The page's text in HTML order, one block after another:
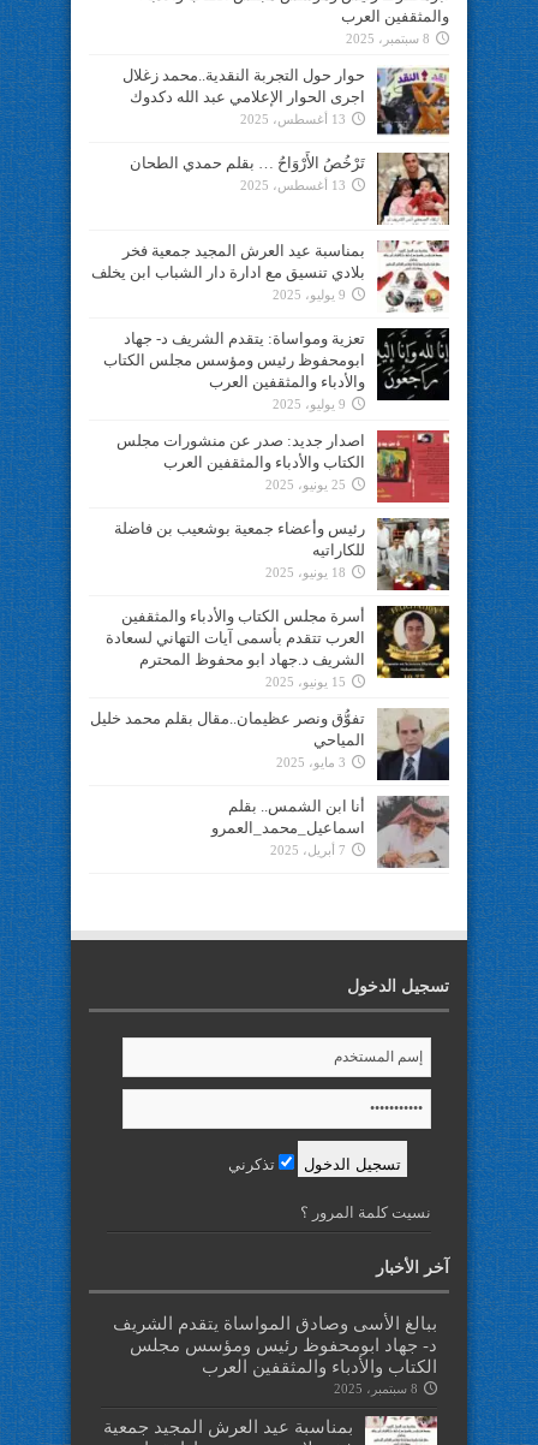
والمثقفين العرب
8 سبتمبر، 2025
حوار حول التجربة النقدية..محمد زغلال
اجرى الحوار الإعلامي عبد الله دكدوك
13 أغسطس، 2025
تَرْخُصُ الأَرْوَاحُ … بقلم حمدي الطحان
13 أغسطس، 2025
بمناسبة عيد العرش المجيد جمعية فخر
بلادي تنسيق مع ادارة دار الشباب ابن يخلف
9 يوليو، 2025
تعزية ومواساة: يتقدم الشريف د- جهاد
ابومحفوظ رئيس ومؤسس مجلس الكتاب
والأدباء والمثقفين العرب
9 يوليو، 2025
اصدار جديد: صدر عن منشورات مجلس
الكتاب والأدباء والمثقفين العرب
25 يونيو، 2025
رئيس وأعضاء جمعية بوشعيب بن فاضلة
للكاراتيه
18 يونيو، 2025
أسرة مجلس الكتاب والأدباء والمثقفين
العرب تتقدم بأسمى آيات التهاني لسعادة
الشريف د.جهاد ابو محفوظ المحترم
15 يونيو، 2025
تفوُّق ونصر عظيمان..مقال بقلم محمد خليل
المياحي
3 مايو، 2025
أنا ابن الشمس.. بقلم
اسماعيل_محمد_العمرو
7 أبريل، 2025
تسجيل الدخول
تذكرني
نسيت كلمة المرور ؟
آخر الأخبار
ببالغ الأسى وصادق المواساة يتقدم الشريف
د- جهاد ابومحفوظ رئيس ومؤسس مجلس
الكتاب والأدباء والمثقفين العرب
8 سبتمبر، 2025
بمناسبة عيد العرش المجيد جمعية